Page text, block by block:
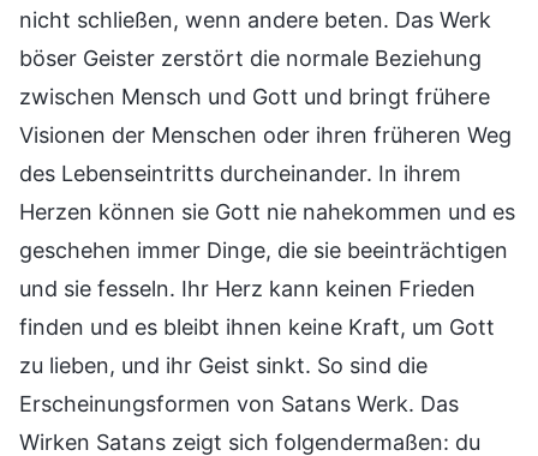
nicht schließen, wenn andere beten. Das Werk
böser Geister zerstört die normale Beziehung
zwischen Mensch und Gott und bringt frühere
Visionen der Menschen oder ihren früheren Weg
des Lebenseintritts durcheinander. In ihrem
Herzen können sie Gott nie nahekommen und es
geschehen immer Dinge, die sie beeinträchtigen
und sie fesseln. Ihr Herz kann keinen Frieden
finden und es bleibt ihnen keine Kraft, um Gott
zu lieben, und ihr Geist sinkt. So sind die
Erscheinungsformen von Satans Werk. Das
Wirken Satans zeigt sich folgendermaßen: du